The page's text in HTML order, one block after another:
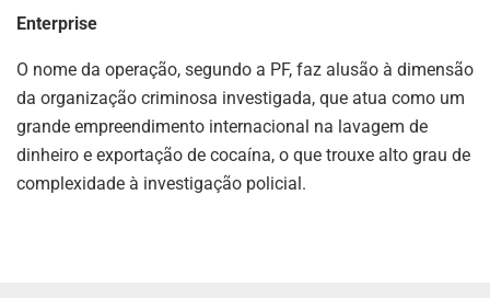
Enterprise
O nome da operação, segundo a PF, faz alusão à dimensão
da organização criminosa investigada, que atua como um
grande empreendimento internacional na lavagem de
dinheiro e exportação de cocaína, o que trouxe alto grau de
complexidade à investigação policial.